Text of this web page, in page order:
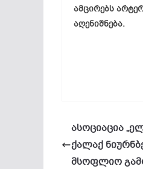
ამცირებს
აღენიშნება.
ასოციაცია
ქალაქ
მსოფლიო